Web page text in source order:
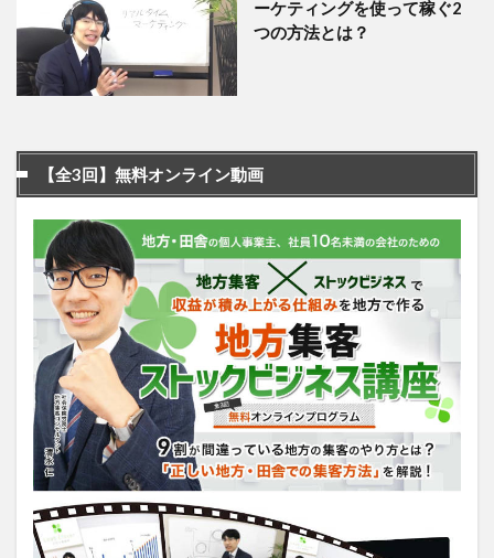
ーケティングを使って稼ぐ2
つの方法とは？
【全3回】無料オンライン動画